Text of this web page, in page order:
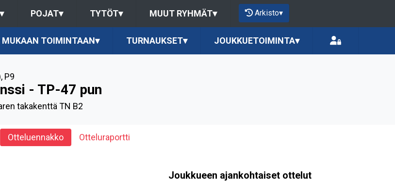
▾ POJAT▾ TYTÖT▾ MUUT RYHMÄT▾ Arkisto▾
MUKAAN TOIMINTAAN▾ TURNAUKSET▾ JOUKKUETOIMINTA▾
, P9
- TP-47 pun
takakenttä TN B2
Otteluennakko Otteluraportti
Joukkueen ajankohtaiset ottelut